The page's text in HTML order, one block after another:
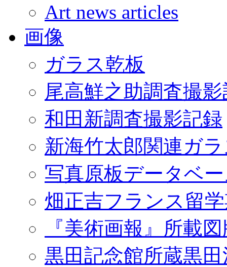
Art news articles
画像
ガラス乾板
尾高鮮之助調査撮
和田新調査撮影記録
新海竹太郎関連ガ
写真原板データベ
畑正吉フランス留
『美術画報』所載
黒田記念館所蔵黒